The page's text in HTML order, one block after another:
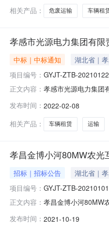
相关产品：
危废运输 车辆租
孝感市光源电力集团有
中标｜中标通知 湖北省｜
项目编号： GYJT-ZTB-
正文内容： 孝感市光源电力集团
输有限公司附件下载
发布时间： 2022-02-08
相关产品：
车辆租赁 运输
孝昌金博小河80MW农光
招标｜招标公告 湖北省｜
项目编号： GYJT-ZTB-
正文内容： 孝昌金博小河80MW
公司评标基地（湖北
发布时间： 2021-10-19